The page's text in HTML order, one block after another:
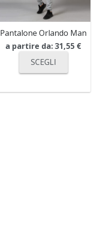
Pantalone Orlando Man
a partire da:31,55 €
SCEGLI